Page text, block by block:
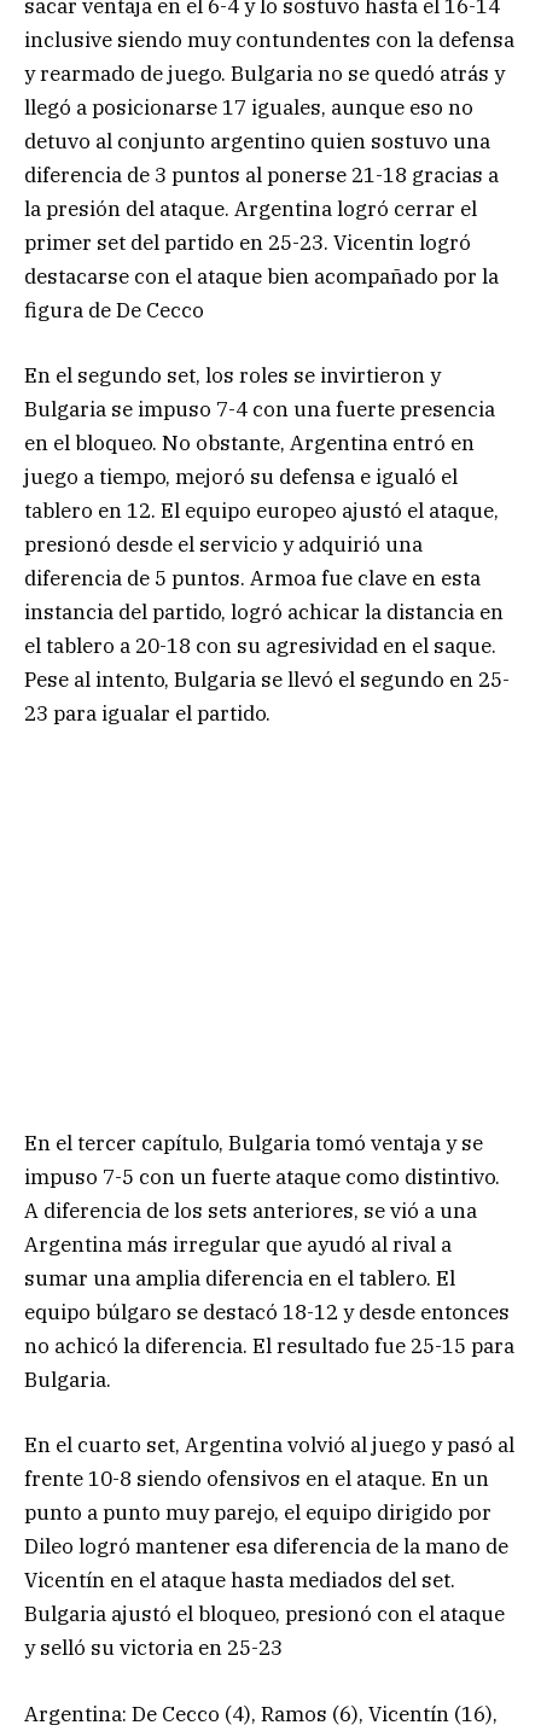
sacar ventaja en el 6-4 y lo sostuvo hasta el 16-14
inclusive siendo muy contundentes con la defensa
y rearmado de juego. Bulgaria no se quedó atrás y
llegó a posicionarse 17 iguales, aunque eso no
detuvo al conjunto argentino quien sostuvo una
diferencia de 3 puntos al ponerse 21-18 gracias a
la presión del ataque. Argentina logró cerrar el
primer set del partido en 25-23. Vicentin logró
destacarse con el ataque bien acompañado por la
figura de De Cecco
En el segundo set, los roles se invirtieron y
Bulgaria se impuso 7-4 con una fuerte presencia
en el bloqueo. No obstante, Argentina entró en
juego a tiempo, mejoró su defensa e igualó el
tablero en 12. El equipo europeo ajustó el ataque,
presionó desde el servicio y adquirió una
diferencia de 5 puntos. Armoa fue clave en esta
instancia del partido, logró achicar la distancia en
el tablero a 20-18 con su agresividad en el saque.
Pese al intento, Bulgaria se llevó el segundo en 25-
23 para igualar el partido.
En el tercer capítulo, Bulgaria tomó ventaja y se
impuso 7-5 con un fuerte ataque como distintivo.
A diferencia de los sets anteriores, se vió a una
Argentina más irregular que ayudó al rival a
sumar una amplia diferencia en el tablero. El
equipo búlgaro se destacó 18-12 y desde entonces
no achicó la diferencia. El resultado fue 25-15 para
Bulgaria.
En el cuarto set, Argentina volvió al juego y pasó al
frente 10-8 siendo ofensivos en el ataque. En un
punto a punto muy parejo, el equipo dirigido por
Dileo logró mantener esa diferencia de la mano de
Vicentín en el ataque hasta mediados del set.
Bulgaria ajustó el bloqueo, presionó con el ataque
y selló su victoria en 25-23
Argentina: De Cecco (4), Ramos (6), Vicentín (16),